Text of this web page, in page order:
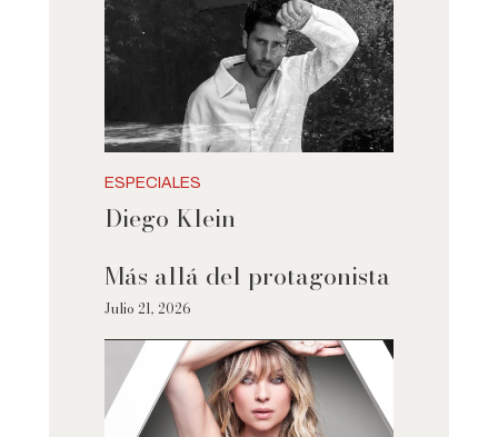
ESPECIALES
Diego Klein
Más allá del protagonista
Julio 21, 2026